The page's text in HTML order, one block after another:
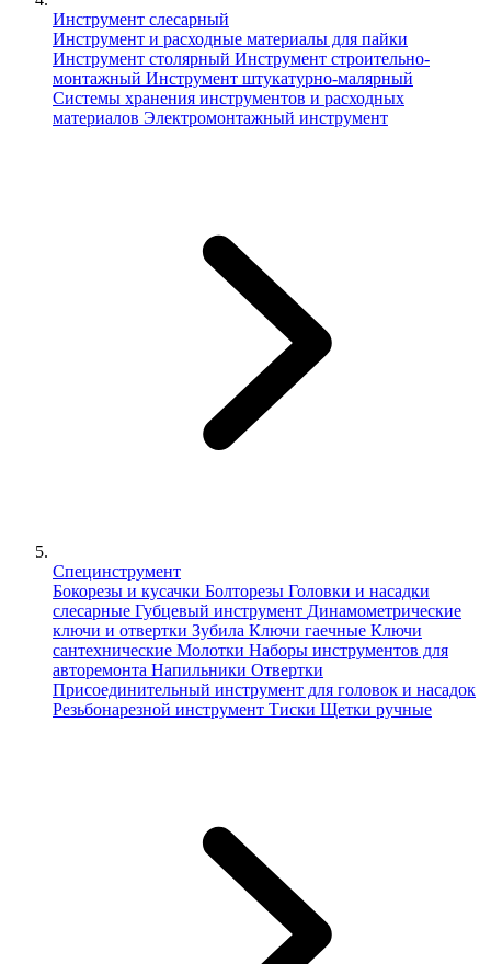
Инструмент слесарный
Инструмент и расходные материалы для пайки
Инструмент столярный Инструмент строительно-
монтажный Инструмент штукатурно-малярный
Сиcтемы хранения инструментов и расходных
материалов Электромонтажный инструмент
Специнструмент
Бокорезы и кусачки Болторезы Головки и насадки
слесарные Губцевый инструмент Динамометрические
ключи и отвертки Зубила Ключи гаечные Ключи
сантехнические Молотки Наборы инструментов для
авторемонта Напильники Отвертки
Присоединительный инструмент для головок и насадок
Резьбонарезной инструмент Тиски Щетки ручные